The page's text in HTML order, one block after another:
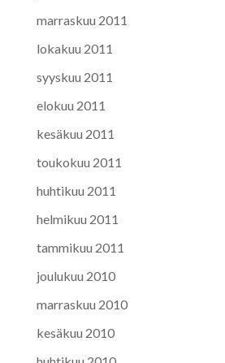
marraskuu 2011
lokakuu 2011
syyskuu 2011
elokuu 2011
kesäkuu 2011
toukokuu 2011
huhtikuu 2011
helmikuu 2011
tammikuu 2011
joulukuu 2010
marraskuu 2010
kesäkuu 2010